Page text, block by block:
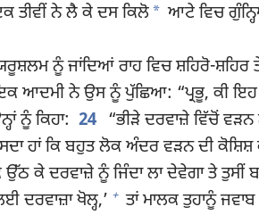
ਤੀਵੀਂ ਨੇ ਲੈ ਕੇ ਦਸ ਕਿਲੋ* ਆਟੇ ਵਿਚ
ਨੂੰ ਜਾਂਦਿਆਂ ਰਾਹ ਵਿਚ ਸ਼ਹਿਰੋ-ਸ਼ਹਿਰ
ਆਦਮੀ ਨੇ ਉਸ ਨੂੰ ਪੁੱਛਿਆ: “ਪ੍ਰਭੂ, ਕੀ ਇਹ
ਨੂੰ ਕਿਹਾ: 24 “ਭੀੜੇ ਦਰਵਾਜ਼ੇ ਵਿੱਚੋਂ
ਹਾਂ ਕਿ ਬਹੁਤ ਲੋਕ ਅੰਦਰ ਵੜਨ ਦੀ
ਕੇ ਦਰਵਾਜ਼ੇ ਨੂੰ ਜਿੰਦਾ ਲਾ ਦੇਵੇਗਾ ਤੇ ਤੁਸੀਂ
ਦਰਵਾਜ਼ਾ ਖੋਲ੍ਹ,’ + ਤਾਂ ਮਾਲਕ ਤੁਹਾਨੂੰ